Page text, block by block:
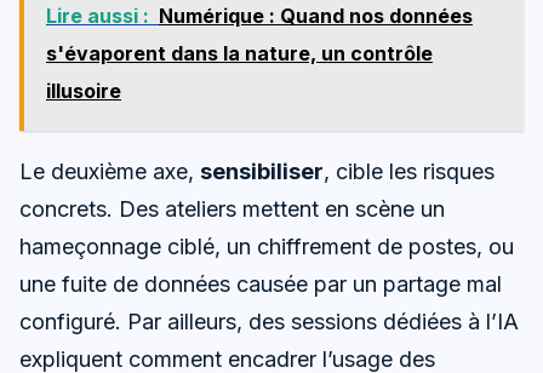
Lire aussi : Numérique : Quand nos données
s'évaporent dans la nature, un contrôle
illusoire
Le deuxième axe, sensibiliser, cible les risques
concrets. Des ateliers mettent en scène un
hameçonnage ciblé, un chiffrement de postes, ou
une fuite de données causée par un partage mal
configuré. Par ailleurs, des sessions dédiées à l’IA
expliquent comment encadrer l’usage des